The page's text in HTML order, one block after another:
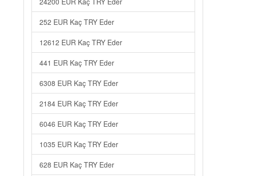
252 EUR Kaç TRY Eder
12612 EUR Kaç TRY Eder
441 EUR Kaç TRY Eder
6308 EUR Kaç TRY Eder
2184 EUR Kaç TRY Eder
6046 EUR Kaç TRY Eder
1035 EUR Kaç TRY Eder
628 EUR Kaç TRY Eder